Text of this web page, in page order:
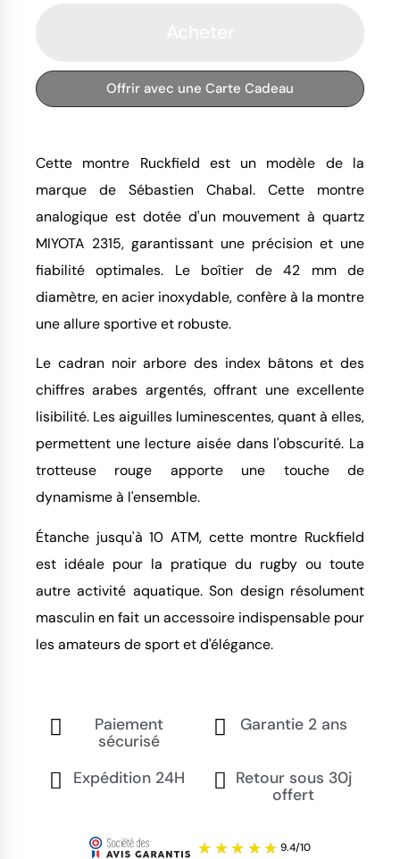
Offrir avec une Carte Cadeau
Cette montre Ruckfield est un modèle de la
marque de Sébastien Chabal. Cette montre
analogique est dotée d'un mouvement à quartz
MIYOTA 2315, garantissant une précision et une
fiabilité optimales. Le boîtier de 42 mm de
diamètre, en acier inoxydable, confère à la montre
une allure sportive et robuste.
Le cadran noir arbore des index bâtons et des
chiffres arabes argentés, offrant une excellente
lisibilité. Les aiguilles luminescentes, quant à elles,
permettent une lecture aisée dans l'obscurité. La
trotteuse rouge apporte une touche de
dynamisme à l'ensemble.
Étanche jusqu'à 10 ATM, cette montre Ruckfield
est idéale pour la pratique du rugby ou toute
autre activité aquatique. Son design résolument
masculin en fait un accessoire indispensable pour
les amateurs de sport et d'élégance.
Paiement
sécurisé
Garantie 2 ans
Expédition 24H
Retour sous 30j
offert